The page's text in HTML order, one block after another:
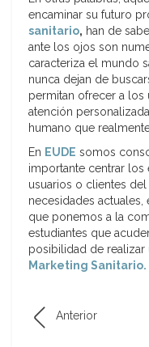
encaminar su futuro
sanitario, han de
ante los ojos son
caracteriza el mundo
nunca dejan de
permitan ofrecer a los
atención
humano que
En EUDE somos
importante centrar los
usuarios o clientes
necesidades
que ponemos a la
estudiantes que
posibilidad de realizar
Marketing Sanitario.
Anterior